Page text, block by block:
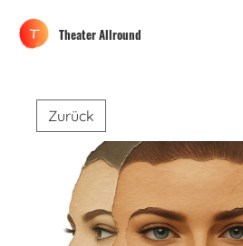
Theater Allround
Zurück